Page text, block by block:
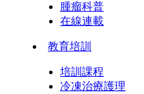
腫瘤科普
在線連載
教育培訓
培訓課程
冷凍治療護理